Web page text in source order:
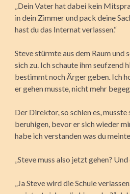
„Dein Vater hat dabei kein
in dein Zimmer und pack deine
hast du das Internat verlassen.“
Steve stürmte aus dem Raum und
sich zu. Ich schaute ihm seufzend
bestimmt noch Ärger geben. Ich
er gehen musste, nicht mehr
Der Direktor, so schien es, musste
beruhigen, bevor er sich wieder
habe ich verstanden was du
„Steve muss also jetzt gehen?
„Ja Steve wird die Schule